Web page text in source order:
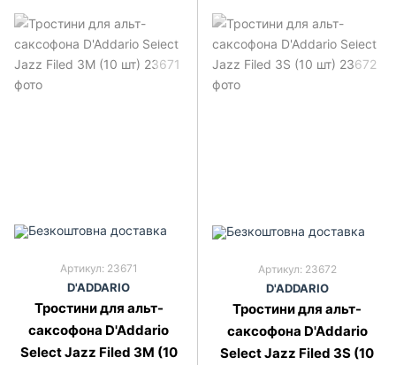
Артикул: 23671
D'ADDARIO
Тростини для альт-
саксофона D'Addario
Select Jazz Filed 3M (10
Артикул: 23672
D'ADDARIO
Тростини для альт-
саксофона D'Addario
Select Jazz Filed 3S (10